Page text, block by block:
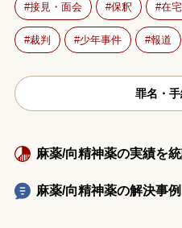
接見・面会 保釈 在
裁判 少年事件 報道
罪名・
麻薬/向精神薬の実績を
麻薬/向精神薬の解決事例